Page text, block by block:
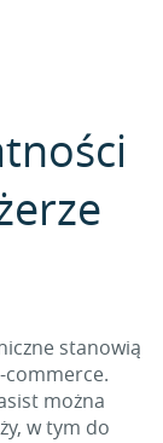
stanowią
można
w tym do